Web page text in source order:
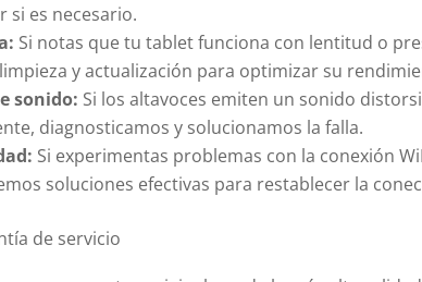
si es necesario.
Si notas que tu tablet funciona con lentitud o
y actualización para optimizar su
sonido: Si los altavoces emiten un sonido
diagnosticamos y solucionamos la falla.
Si experimentas problemas con la conexión
soluciones efectivas para restablecer la
de servicio